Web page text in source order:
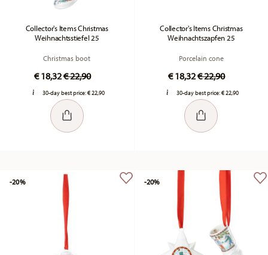
Collector's Items Christmas
Weihnachtsstiefel 25
Christmas boot
€ 18,32Price reduced from
€ 22,90to
30-day best price:€ 22,90
Collector's Items Christmas
Weihnachtszapfen 25
Porcelain cone
€ 18,32Price reduced
€ 22,90to
30-day best price:€ 22,90
-20% -20%